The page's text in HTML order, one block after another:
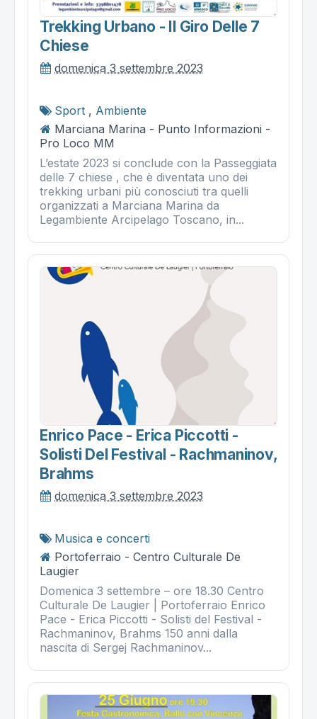
Trekking Urbano - Il Giro Delle 7
Chiese
domenica 3 settembre 2023
Sport , Ambiente
Marciana Marina - Punto Informazioni -
Pro Loco MM
L’estate 2023 si conclude con la Passeggiata
delle 7 chiese , che è diventata uno dei
trekking urbani più conosciuti tra quelli
organizzati a Marciana Marina da
Legambiente Arcipelago Toscano, in...
Enrico Pace - Erica Piccotti -
Solisti Del Festival - Rachmaninov,
Brahms
domenica 3 settembre 2023
Musica e concerti
Portoferraio - Centro Culturale De
Laugier
Domenica 3 settembre – ore 18.30 Centro
Culturale De Laugier | Portoferraio Enrico
Pace - Erica Piccotti - Solisti del Festival -
Rachmaninov, Brahms 150 anni dalla
nascita di Sergej Rachmaninov...